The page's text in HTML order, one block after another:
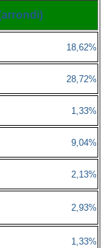
18,62%
28,72%
1,33%
9,04%
2,13%
2,93%
1,33%